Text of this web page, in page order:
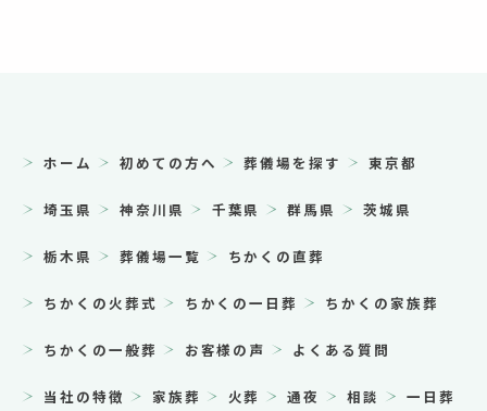
ホーム 初めての方へ 葬儀場を探す 東京都
埼玉県 神奈川県 千葉県 群馬県 茨城県
栃木県 葬儀場一覧 ちかくの直葬
ちかくの火葬式 ちかくの一日葬 ちかくの家族葬
ちかくの一般葬 お客様の声 よくある質問
当社の特徴 家族葬 火葬 通夜 相談 一日葬